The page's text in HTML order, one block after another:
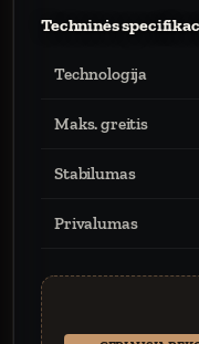
Techninės
Technologija
Maks. greitis
Stabilumas
Privalumas